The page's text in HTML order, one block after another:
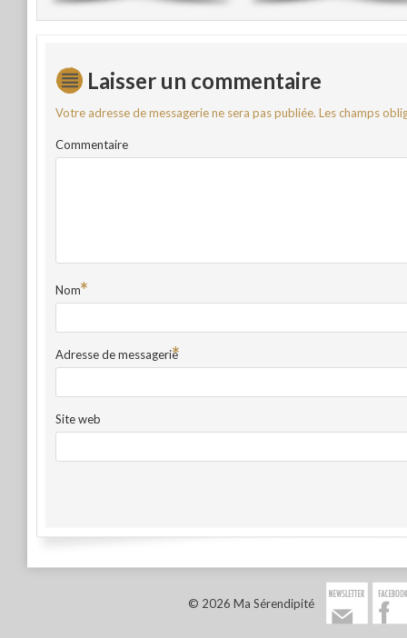
Laisser un commentaire
Votre adresse de messagerie ne sera pas publiée. Les champs
Commentaire
Nom*
Adresse de messagerie
*
Site web
© 2026 Ma Sérendipité